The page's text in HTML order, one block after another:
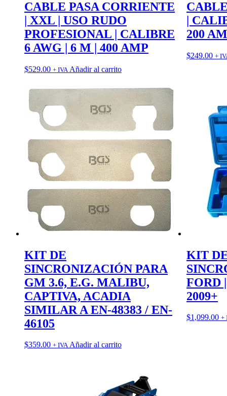
CABLE PASA CORRIENTE
| XXL | USO RUDO
PROFESIONAL | CALIBRE
6 AWG | 6 M | 400 AMP
$529.00 + IVA Añadir al carrito
|
200
$249.00 +
KIT DE
SINCRONIZACIÓN PARA
GM 3.6, E.G. MALIBU,
CAPTIVA, ACADIA
SIMILAR A EN-48383 / EN-
46105
$359.00 + IVA Añadir al carrito
KIT
FORD
2009+
$1,099.00 +